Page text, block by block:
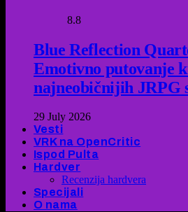
8.8
Blue Reflection
Emotivno putovanje
najneobičnijih JRPG
29 July 2026
Vesti
VRK na OpenCritic
Ispod Pulta
Hardver
Recenzija hardvera
Specijali
O nama